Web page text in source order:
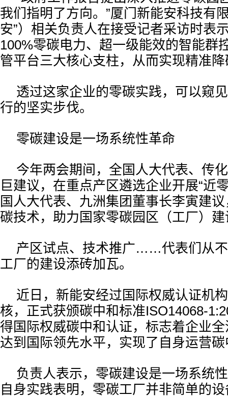
我们指明了方向。”厦门新能安科技有
安”）相关负责人在接受记者采访时表
100%零碳电力、超一级能效的智能群
管平台三大核心支柱，从而实现精准
透过这家企业的零碳实践，可以窥
行的坚实步伐。
零碳建设是一场系统性革命
今年两会期间，全国人大代表、传
巨建议，在重点产区遴选企业开展“近
国人大代表、九洲集团董事长李寅建
碳技术，助力国家零碳园区（工厂）
产区试点、技术推广……代表们从
工厂的建设添砖加瓦。
近日，新能安经过国际权威认证机
核，正式获颁碳中和标准ISO14068-
得国际权威碳中和认证，标志着企业
达到国际领先水平，实现了自身运营
负责人表示，零碳建设是一场系统
自身实践表明，零碳工厂并非简单的